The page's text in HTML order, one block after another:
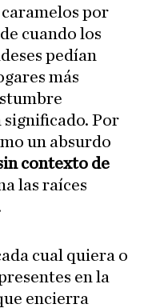
por
cuando los
pedían
más
significado. Por
un absurdo
contexto de
las raíces
cual quiera o
en la
encierra